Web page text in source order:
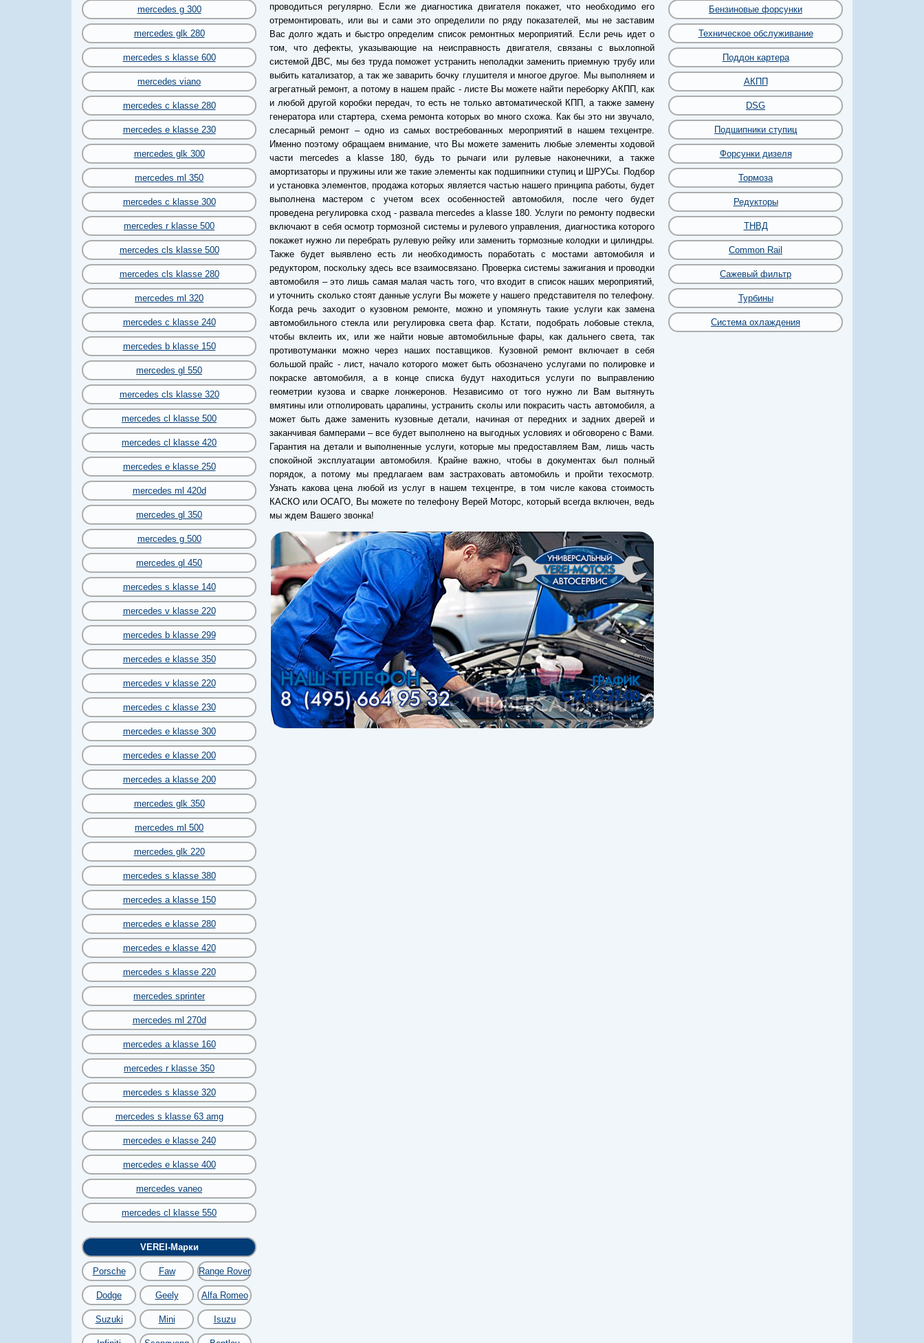
mercedes g 300
mercedes glk 280
mercedes s klasse 600
mercedes viano
mercedes c klasse 280
mercedes e klasse 230
mercedes glk 300
mercedes ml 350
mercedes c klasse 300
mercedes r klasse 500
mercedes cls klasse 500
mercedes cls klasse 280
mercedes ml 320
mercedes c klasse 240
mercedes b klasse 150
mercedes gl 550
mercedes cls klasse 320
mercedes cl klasse 500
mercedes cl klasse 420
mercedes e klasse 250
mercedes ml 420d
mercedes gl 350
mercedes g 500
mercedes gl 450
mercedes s klasse 140
mercedes v klasse 220
mercedes b klasse 299
mercedes e klasse 350
mercedes v klasse 220
mercedes c klasse 230
mercedes e klasse 300
mercedes e klasse 200
mercedes a klasse 200
mercedes glk 350
mercedes ml 500
mercedes glk 220
mercedes s klasse 380
mercedes a klasse 150
mercedes e klasse 280
mercedes e klasse 420
mercedes s klasse 220
mercedes sprinter
mercedes ml 270d
mercedes a klasse 160
mercedes r klasse 350
mercedes s klasse 320
mercedes s klasse 63 amg
mercedes e klasse 240
mercedes e klasse 400
mercedes vaneo
mercedes cl klasse 550
VEREI-Марки
Porsche Faw Range Rover
Dodge Geely Alfa Romeo
Suzuki Mini Isuzu
проводиться регулярно. Если же диагностика двигателя покажет, что необходимо его
отремонтировать, или вы и сами это определили по ряду показателей, мы не заставим
Вас долго ждать и быстро определим список ремонтных мероприятий. Если речь идет о
том, что дефекты, указывающие на неисправность двигателя, связаны с выхлопной
системой ДВС, мы без труда поможет устранить неполадки заменить приемную трубу или
выбить катализатор, а так же заварить бочку глушителя и многое другое. Мы выполняем и
агрегатный ремонт, а потому в нашем прайс - листе Вы можете найти переборку АКПП, как
и любой другой коробки передач, то есть не только автоматической КПП, а также замену
генератора или стартера, схема ремонта которых во много схожа. Как бы это ни звучало,
слесарный ремонт – одно из самых востребованных мероприятий в нашем техцентре.
Именно поэтому обращаем внимание, что Вы можете заменить любые элементы ходовой
части mercedes a klasse 180, будь то рычаги или рулевые наконечники, а также
амортизаторы и пружины или же такие элементы как подшипники ступиц и ШРУСы. Подбор
и установка элементов, продажа которых является частью нашего принципа работы, будет
выполнена мастером с учетом всех особенностей автомобиля, после чего будет
проведена регулировка сход - развала mercedes a klasse 180. Услуги по ремонту подвески
включают в себя осмотр тормозной системы и рулевого управления, диагностика которого
покажет нужно ли перебрать рулевую рейку или заменить тормозные колодки и цилиндры.
Также будет выявлено есть ли необходимость поработать с мостами автомобиля и
редуктором, поскольку здесь все взаимосвязано. Проверка системы зажигания и проводки
автомобиля – это лишь самая малая часть того, что входит в список наших мероприятий,
и уточнить сколько стоят данные услуги Вы можете у нашего представителя по телефону.
Когда речь заходит о кузовном ремонте, можно и упомянуть такие услуги как замена
автомобильного стекла или регулировка света фар. Кстати, подобрать лобовые стекла,
чтобы вклеить их, или же найти новые автомобильные фары, как дальнего света, так
противотуманки можно через наших поставщиков. Кузовной ремонт включает в себя
большой прайс - лист, начало которого может быть обозначено услугами по полировке и
покраске автомобиля, а в конце списка будут находиться услуги по выправлению
геометрии кузова и сварке лонжеронов. Независимо от того нужно ли Вам вытянуть
вмятины или отполировать царапины, устранить сколы или покрасить часть автомобиля, а
может быть даже заменить кузовные детали, начиная от передних и задних дверей и
заканчивая бамперами – все будет выполнено на выгодных условиях и обговорено с Вами.
Гарантия на детали и выполненные услуги, которые мы предоставляем Вам, лишь часть
спокойной эксплуатации автомобиля. Крайне важно, чтобы в документах был полный
порядок, а потому мы предлагаем вам застраховать автомобиль и пройти техосмотр.
Узнать какова цена любой из услуг в нашем техцентре, в том числе какова стоимость
КАСКО или ОСАГО, Вы можете по телефону Верей Моторс, который всегда включен, ведь
мы ждем Вашего звонка!
Бензиновые форсунки
Техническое обслуживание
Поддон картера
АКПП
DSG
Подшипники ступиц
Форсунки дизеля
Тормоза
Редукторы
ТНВД
Common Rail
Сажевый фильтр
Турбины
Система охлаждения